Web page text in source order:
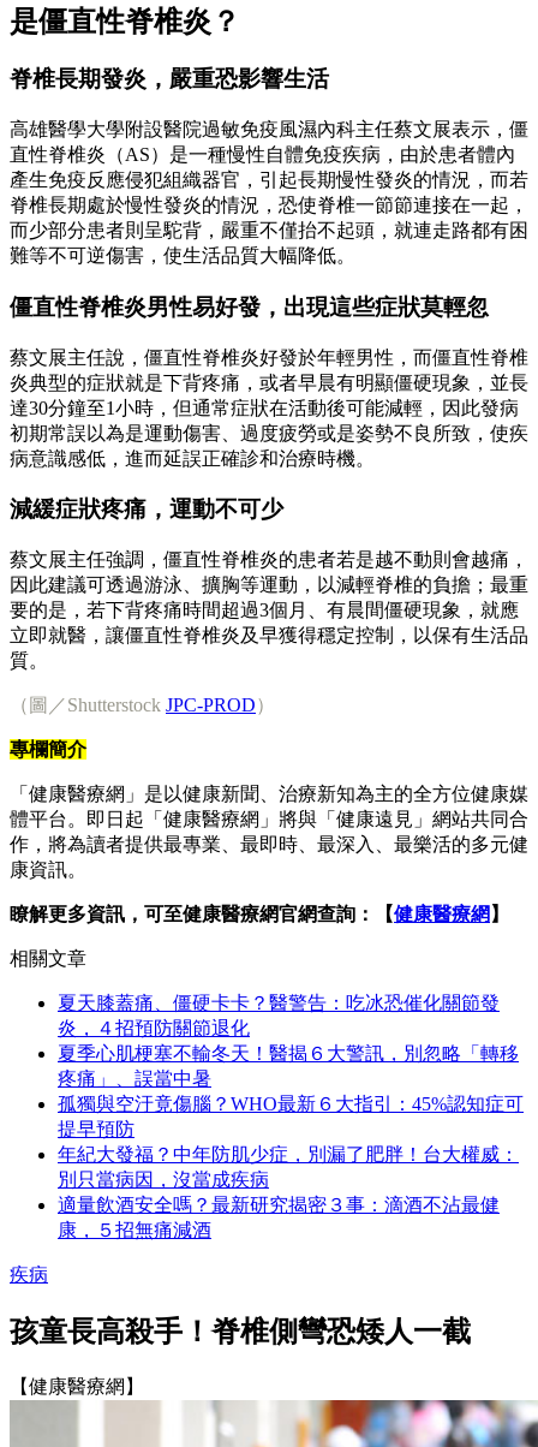
是僵直性脊椎炎？
脊椎長期發炎，嚴重恐影響生活
高雄醫學大學附設醫院過敏免疫風濕內科主任蔡文展表示，僵
直性脊椎炎（AS）是一種慢性自體免疫疾病，由於患者體內
產生免疫反應侵犯組織器官，引起長期慢性發炎的情況，而若
脊椎長期處於慢性發炎的情況，恐使脊椎一節節連接在一起，
而少部分患者則呈駝背，嚴重不僅抬不起頭，就連走路都有困
難等不可逆傷害，使生活品質大幅降低。
僵直性脊椎炎男性易好發，出現這些症狀莫輕忽
蔡文展主任說，僵直性脊椎炎好發於年輕男性，而僵直性脊椎
炎典型的症狀就是下背疼痛，或者早晨有明顯僵硬現象，並長
達30分鐘至1小時，但通常症狀在活動後可能減輕，因此發病
初期常誤以為是運動傷害、過度疲勞或是姿勢不良所致，使疾
病意識感低，進而延誤正確診和治療時機。
減緩症狀疼痛，運動不可少
蔡文展主任強調，僵直性脊椎炎的患者若是越不動則會越痛，
因此建議可透過游泳、擴胸等運動，以減輕脊椎的負擔；最重
要的是，若下背疼痛時間超過3個月、有晨間僵硬現象，就應
立即就醫，讓僵直性脊椎炎及早獲得穩定控制，以保有生活品
質。
（圖／Shutterstock JPC-PROD）
專欄簡介
「健康醫療網」是以健康新聞、治療新知為主的全方位健康媒
體平台。即日起「健康醫療網」將與「健康遠見」網站共同合
作，將為讀者提供最專業、最即時、最深入、最樂活的多元健
康資訊。
瞭解更多資訊，可至健康醫療網官網查詢：【健康醫療網 】
相關文章
夏天膝蓋痛、僵硬卡卡？醫警告：吃冰恐催化關節發
炎，４招預防關節退化
夏季心肌梗塞不輸冬天！醫揭６大警訊，別忽略「轉移
疼痛」、誤當中暑
孤獨與空汙竟傷腦？WHO最新６大指引：45%認知症可
提早預防
年紀大發福？中年防肌少症，別漏了肥胖！台大權威：
別只當病因，沒當成疾病
適量飲酒安全嗎？最新研究揭密３事：滴酒不沾最健
康，５招無痛減酒
疾病
孩童長高殺手！脊椎側彎恐矮人一截
【健康醫療網】